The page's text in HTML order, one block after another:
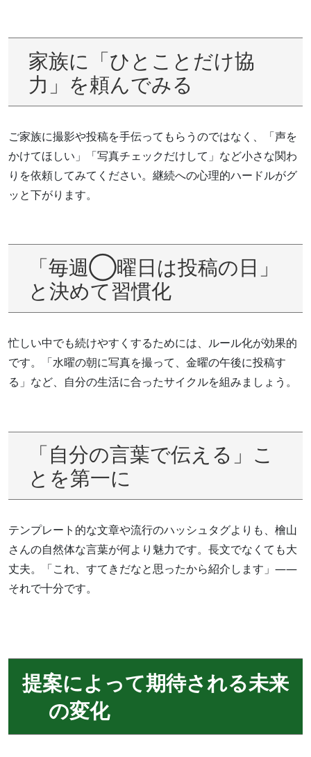
家族に「ひとことだけ協
力」を頼んでみる
ご家族に撮影や投稿を手伝ってもらうのではなく、「声を
かけてほしい」「写真チェックだけして」など小さな関わ
りを依頼してみてください。継続への心理的ハードルがグ
ッと下がります。
「毎週◯曜日は投稿の日」
と決めて習慣化
忙しい中でも続けやすくするためには、ルール化が効果的
です。「水曜の朝に写真を撮って、金曜の午後に投稿す
る」など、自分の生活に合ったサイクルを組みましょう。
「自分の言葉で伝える」こ
とを第一に
テンプレート的な文章や流行のハッシュタグよりも、檜山
さんの自然体な言葉が何より魅力です。長文でなくても大
丈夫。「これ、すてきだなと思ったから紹介します」——
それで十分です。
提案によって期待される未来
の変化